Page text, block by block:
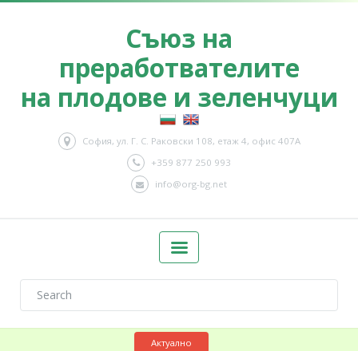
Съюз на
преработвателите
на плодове и зеленчуци
София, ул. Г. С. Раковски 108, етаж 4, офис 407А
+359 877 250 993
info@org-bg.net
Актуално